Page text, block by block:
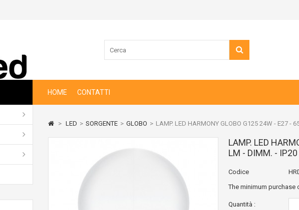
HOME CONTATTI
> LED > SORGENTE > GLOBO > LAMP. LED HARMONY GLOBO G125 24W - E27 -
LAMP. LED
LM - DIMM. - IP20
Codice
The minimum
Quantità :